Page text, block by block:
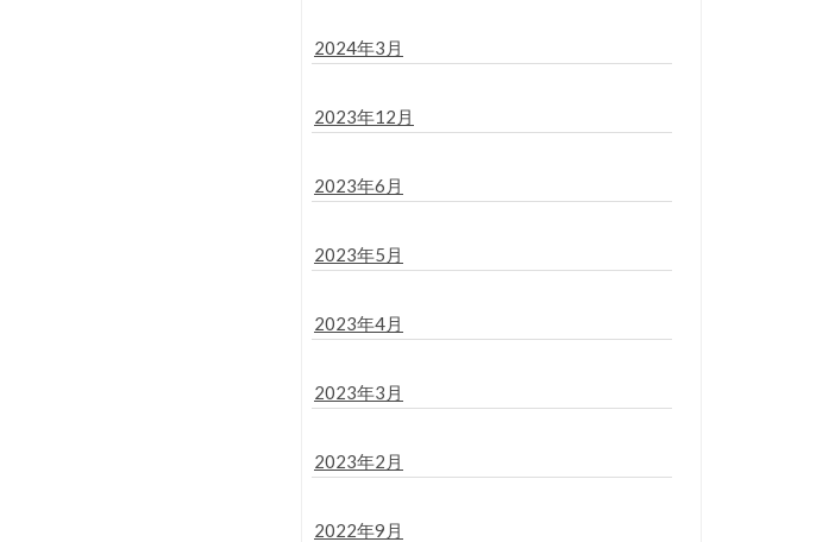
2024年3月
2023年12月
2023年6月
2023年5月
2023年4月
2023年3月
2023年2月
2022年9月